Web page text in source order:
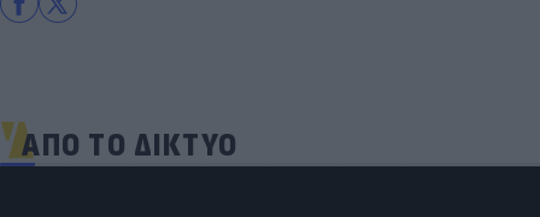
ΑΠΟ ΤΟ ΔΙΚΤΥΟ